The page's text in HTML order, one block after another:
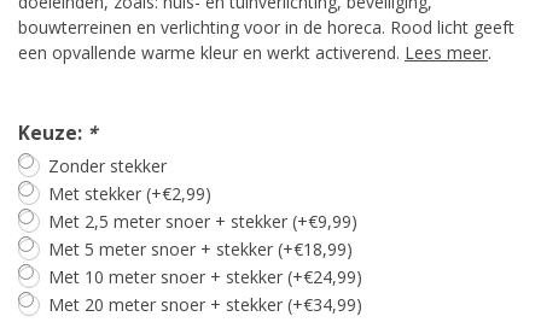
bouwterreinen en verlichting voor in de horeca. Rood licht geeft
een opvallende warme kleur en werkt activerend. Lees meer.
Keuze: *
Zonder stekker
Met stekker (+€2,99)
Met 2,5 meter snoer + stekker (+€9,99)
Met 5 meter snoer + stekker (+€18,99)
Met 10 meter snoer + stekker (+€24,99)
Met 20 meter snoer + stekker (+€34,99)